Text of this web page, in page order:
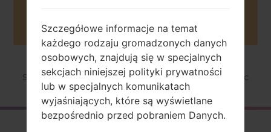
Strona startowa →Seria →LG Others →LGMG220c
Szczegółowe informacje na temat
każdego rodzaju gromadzonych danych
osobowych, znajdują się w specjalnych
sekcjach niniejszej polityki prywatności
lub w specjalnych komunikatach
wyjaśniających, które są wyświetlane
bezpośrednio przed pobraniem Danych.